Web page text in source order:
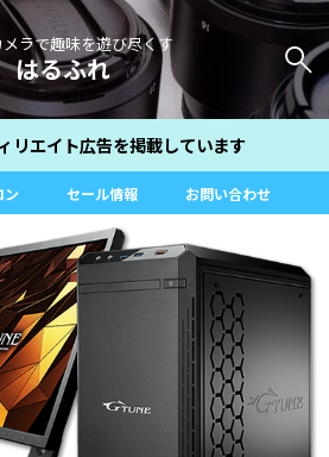
メラで趣味を遊び尽くす
はるふれ
リエイト広告を掲載しています
ン セール情報 お問い合わせ